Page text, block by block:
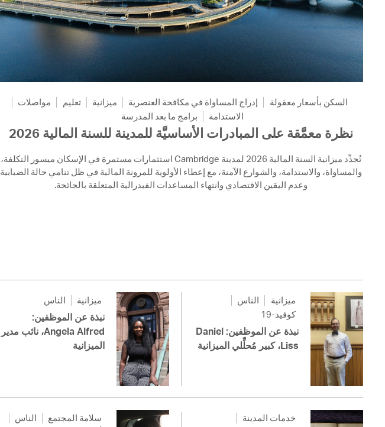
السكن بأسعار معقولة إدراج المساواة في مكافحة العنصرية ميزانية تعليم
مواصلات
الاستدامة
برامج ما بعد المدرسة
نظرة معمَّقة على المبادرات الأساسيَّة للمدينة للسنة المالية 2026
تُحدِّد ميزانية السنة المالية 2026 لمدينة Cambridge استثمارات مستمرة في الإسكان ميسور التكلفة،
والمساواة، والاستدامة، والشوارع الآمنة، مع إعطاء الأولوية للمرونة المالية في ظل تنامي حالة الضبابية
وعدم اليقين الاقتصادي وانتهاء المساعدات الفيدرالية المتعلقة بالجائحة.
ميزانية الناس
نبذة عن الموظفين:
Angela Alfred، نائب مدير
الميزانية
ميزانية
الناس
كوفيد-19
نبذة عن الموظفين: Daniel
Liss، كبير مُحلِّلي الميزانية
سلامة المجتمع
الناس
خدمات المدينة